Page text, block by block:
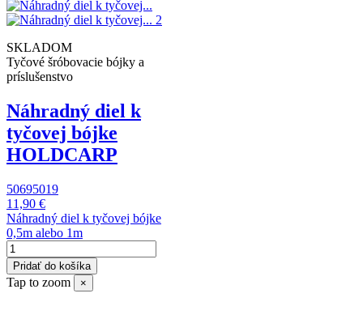
SKLADOM
Tyčové šróbovacie bójky a
príslušenstvo
Náhradný diel k
tyčovej bójke
HOLDCARP
50695019
11,90 €
Náhradný diel k tyčovej bójke
0,5m alebo 1m
Pridať do košíka
Tap to zoom ×